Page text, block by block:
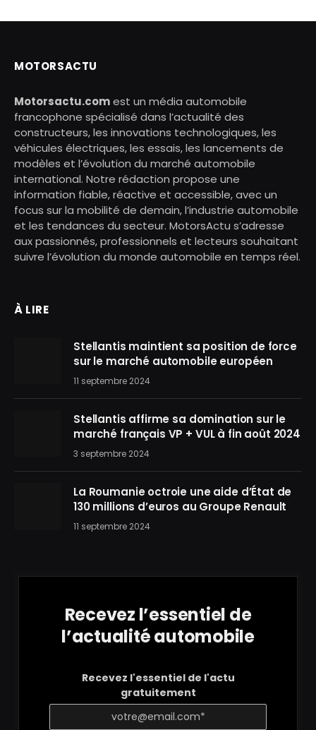
MOTORSACTU
Motorsactu.comest un média automobile
francophone spécialisé dans l’actualité des
constructeurs, les innovations technologiques, les
véhicules électriques, les essais, les lancements de
modèles et l’évolution du marché automobile
international. Notre rédaction propose une
information fiable, réactive et accessible, avec un
focus sur la mobilité de demain, l’industrie automobile
et les tendances du secteur. MotorsActu s’adresse
aux passionnés, professionnels et lecteurs souhaitant
suivre l’évolution du monde automobile en temps réel.
À LIRE
Stellantis maintient sa position de force
sur le marché automobile européen
11 septembre 2024
Stellantis affirme sa domination sur le
marché français VP + VUL à fin août 2024
3 septembre 2024
La Roumanie octroie une aide d’État de
130 millions d’euros au Groupe Renault
11 septembre 2024
Recevez l’essentiel de
l’actualité automobile
Recevez l'essentiel de l'actu
gratuitement